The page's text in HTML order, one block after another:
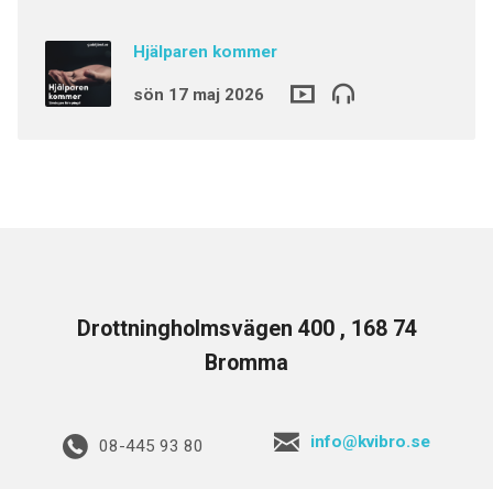
Hjälparen kommer
sön 17 maj 2026
Drottningholmsvägen 400 , 168 74
Bromma
08-445 93 80 info@kvibro.se